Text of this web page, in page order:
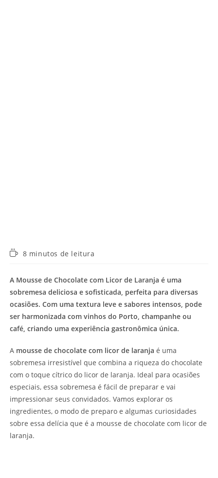
Tempo8 minutos de leitura
A Mousse de Chocolate com Licor de Laranja é uma
sobremesa deliciosa e sofisticada, perfeita para diversas
ocasiões. Com uma textura leve e sabores intensos, pode
ser harmonizada com vinhos do Porto, champanhe ou
café, criando uma experiência gastronômica única.
A mousse de chocolate com licor de laranja é uma
sobremesa irresistível que combina a riqueza do chocolate
com o toque cítrico do licor de laranja. Ideal para ocasiões
especiais, essa sobremesa é fácil de preparar e vai
impressionar seus convidados. Vamos explorar os
ingredientes, o modo de preparo e algumas curiosidades
sobre essa delícia que é a mousse de chocolate com licor de
laranja.